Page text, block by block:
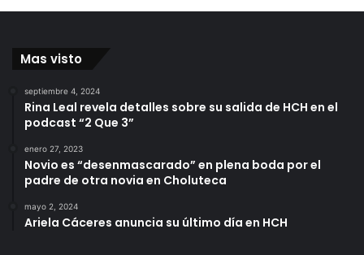
Mas visto
septiembre 4, 2024
Rina Leal revela detalles sobre su salida de HCH en el
podcast “2 Que 3”
enero 27, 2023
Novio es “desenmascarado” en plena boda por el
padre de otra novia en Choluteca
mayo 2, 2024
Ariela Cáceres anuncia su último día en HCH